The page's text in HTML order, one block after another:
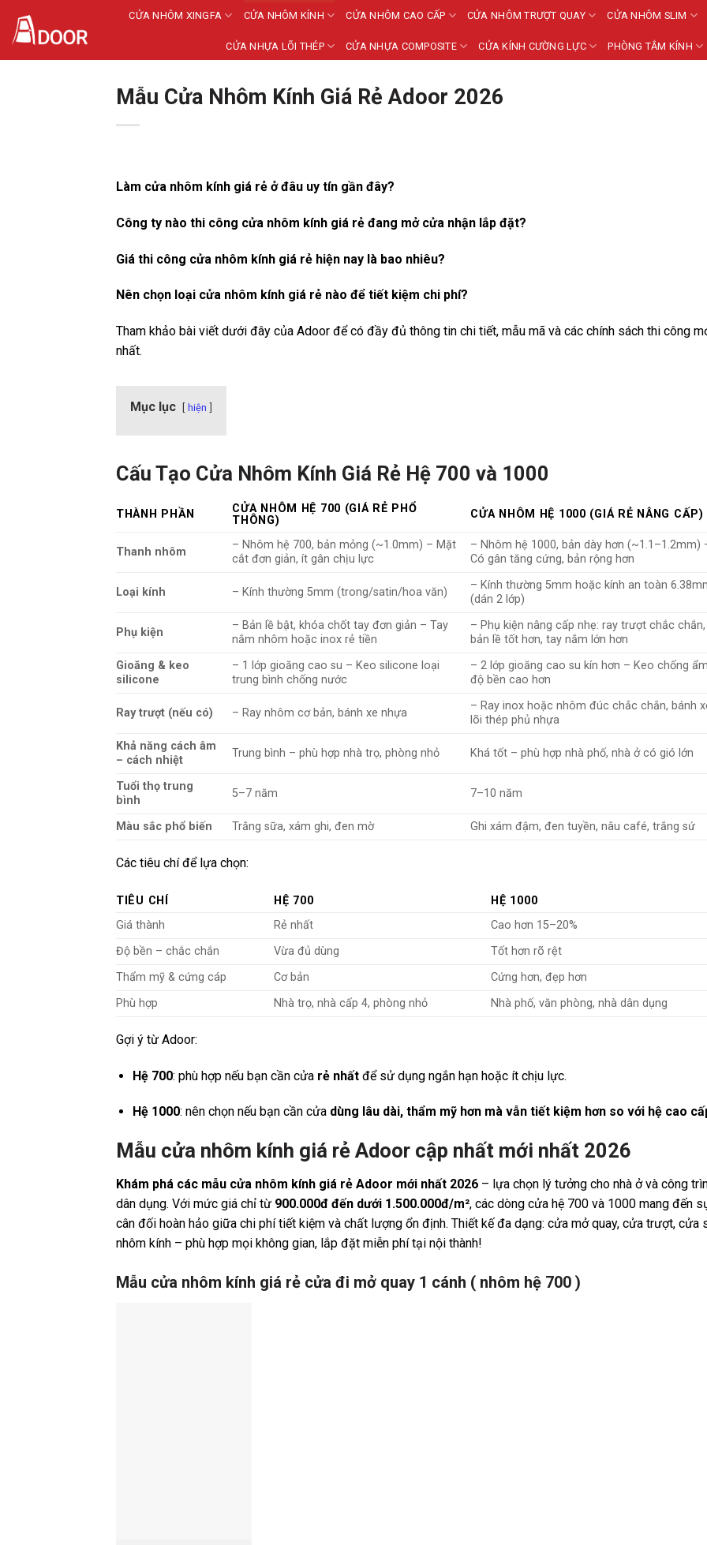
qua
nội
CỬA NHÔM XINGFA CỬA NHÔM KÍNH CỬA NHÔM CAO CẤP CỬA NHÔM TRƯỢT QUAY CỬA NHÔM SLIM
CỬA NHỰA LÕI THÉP CỬA NHỰA COMPOSITE CỬA KÍNH CƯỜNG LỰC PHÒNG TẮM KÍNH
Mẫu Cửa Nhôm Kính Giá Rẻ Adoor 2026
Làm cửa nhôm kính giá rẻ ở đâu uy tín gần đây?
Công ty nào thi công cửa nhôm kính giá rẻ đang mở cửa nhận lắp đặt?
Giá thi công cửa nhôm kính giá rẻ hiện nay là bao nhiêu?
Nên chọn loại cửa nhôm kính giá rẻ nào để tiết kiệm chi phí?
Tham khảo bài viết dưới đây của Adoor để có đầy đủ thông tin chi tiết, mẫu mã và các chính sách thi công
nhất.
Mục lục hiện
Cấu Tạo Cửa Nhôm Kính Giá Rẻ Hệ 700 và 1000
THÀNH PHẦN
CỬA NHÔM HỆ 700 (GIÁ RẺ PHỔ
THÔNG)
CỬA NHÔM HỆ 1000 (GIÁ RẺ NÂNG CẤP)
Thanh nhôm
– Nhôm hệ 700, bản mỏng (~1.0mm) – Mặt
cắt đơn giản, ít gân chịu lực
– Nhôm hệ 1000, bản dày hơn (~1.1–1.2mm)
Có gân tăng cứng, bản rộng hơn
Loại kính – Kính thường 5mm (trong/satin/hoa văn)
– Kính thường 5mm hoặc kính an toàn
(dán 2 lớp)
Phụ kiện
– Bản lề bật, khóa chốt tay đơn giản – Tay
nắm nhôm hoặc inox rẻ tiền
– Phụ kiện nâng cấp nhẹ: ray trượt chắc chắn,
bản lề tốt hơn, tay nắm lớn hơn
Gioăng & keo
silicone
– 1 lớp gioăng cao su – Keo silicone loại
trung bình chống nước
– 2 lớp gioăng cao su kín hơn – Keo chống
độ bền cao hơn
Ray trượt (nếu có) – Ray nhôm cơ bản, bánh xe nhựa
– Ray inox hoặc nhôm đúc chắc chắn, bánh
lõi thép phủ nhựa
Khả năng cách âm
– cách nhiệt
Trung bình – phù hợp nhà trọ, phòng nhỏ Khá tốt – phù hợp nhà phố, nhà ở có gió lớn
Tuổi thọ trung
bình
5–7 năm 7–10 năm
Màu sắc phổ biến Trắng sữa, xám ghi, đen mờ Ghi xám đậm, đen tuyền, nâu café, trắng sứ
Các tiêu chí để lựa chọn:
TIÊU CHÍ HỆ 700
HỆ 1000
Giá thành
Rẻ nhất
Cao hơn 15–20%
Độ bền – chắc chắn
Vừa đủ dùng
Tốt hơn rõ rệt
Thẩm mỹ & cứng cáp
Cơ bản
Cứng hơn, đẹp hơn
Phù hợp
Nhà trọ, nhà cấp 4, phòng nhỏ Nhà phố, văn phòng, nhà dân dụng
Gợi ý từ Adoor:
Hệ 700: phù hợp nếu bạn cần cửa rẻ nhấtđể sử dụng ngắn hạn hoặc ít chịu lực.
Hệ 1000: nên chọn nếu bạn cần cửa dùng lâu dài, thẩm mỹ hơn mà vẫn tiết kiệm hơn so với hệ cao
Mẫu cửa nhôm kính giá rẻ Adoor cập nhất mới nhất 2026
Khám phá các mẫu cửa nhôm kính giá rẻ Adoor mới nhất 2026 – lựa chọn lý tưởng cho nhà ở và công
dân dụng. Với mức giá chỉ từ 900.000đ đến dưới 1.500.000đ/m², các dòng cửa hệ 700 và 1000 mang đến
cân đối hoàn hảo giữa chi phí tiết kiệm và chất lượng ổn định. Thiết kế đa dạng: cửa mở quay, cửa trượt, cửa
nhôm kính – phù hợp mọi không gian, lắp đặt miễn phí tại nội thành!
Mẫu cửa nhôm kính giá rẻ cửa đi mở quay 1 cánh ( nhôm hệ 700 )